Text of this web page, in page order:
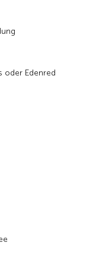
oder Edenred